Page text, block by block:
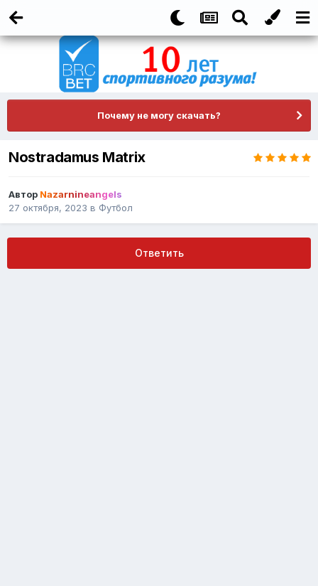
Почему не могу скачать?
Nostradamus Matrix
Автор Nazarnineangels
27 октября, 2023 в Футбол
Ответить